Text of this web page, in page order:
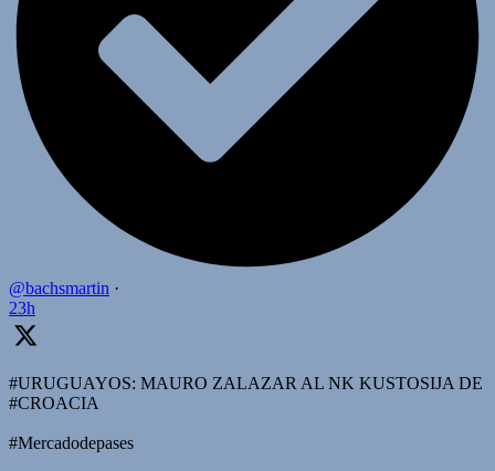
@bachsmartin ·
23h
#URUGUAYOS: MAURO ZALAZAR AL NK KUSTOSIJA DE
#CROACIA
#Mercadodepases